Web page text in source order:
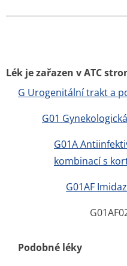
Lék je zařazen v ATC
G Urogenitální trakt a
G01
G01A
kombinací s
G01AF
Podobné léky